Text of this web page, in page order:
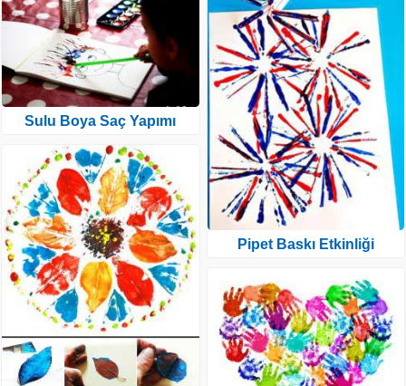
Sulu Boya Saç Yapımı
Pipet Baskı Etkinliği